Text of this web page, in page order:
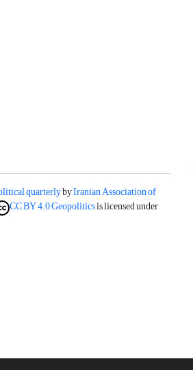
quarterlybyIranian Association of
Geopoliticsis licensed under
CC BY 4.0